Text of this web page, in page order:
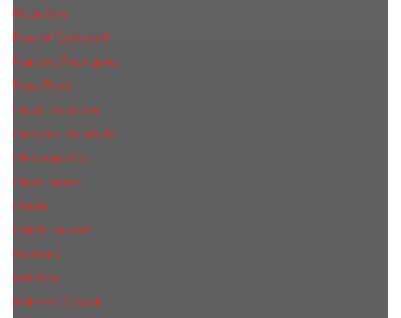
Mоsсhino
Naomi Campbell
Narciso Rodriguez
Nina Ricci
Paco Rabanne
Parfums de Marly
Penhaligon's
Pepe Jeans
Prada
Ralph Lauren
RicHarD
Rihanna
Roberto Cavalli